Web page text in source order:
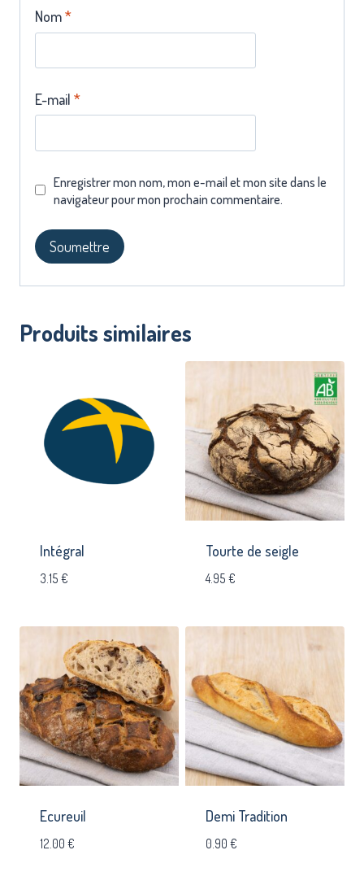
Nom*
E-mail *
Enregistrer mon nom, mon e-mail et mon site dans le
navigateur pour mon prochain commentaire.
Produits similaires
Intégral
3.15 €
Tourte de seigle
4.95 €
Ecureuil
12.00 €
Demi Tradition
0.90 €